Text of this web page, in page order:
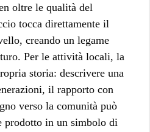
oltre le qualità del
tocca direttamente il
creando un legame
Per le attività locali, la
storia: descrivere una
il rapporto con
verso la comunità può
prodotto in un simbolo di